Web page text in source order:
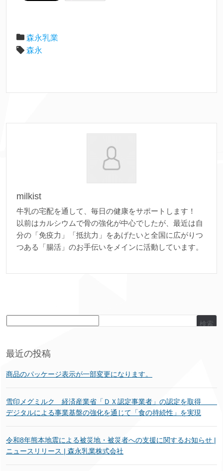
森永乳業
森永
milkist
牛乳の宅配を通して、毎日の健康をサポートします！
以前はカルシウムで骨の強化が中心でしたが、最近は自
分の「免疫力」「抵抗力」をあげたいと全国に広がりつ
つある「腸活」のお手伝いをメインに活動しています。
検索
最近の投稿
商品のパッケージ表示が一部変更になります。
雪印メグミルク 経済産業省「ＤＸ認定事業者」の認定を取得
デジタルによる事業基盤の強化を通じて「食の持続性」を実現
令和8年熊本地震による被災地・被災者への支援に関するお知らせ |
ニュースリリース | 森永乳業株式会社